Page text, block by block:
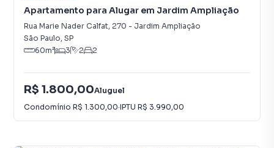
Apartamento para Alugar em Jardim Ampliação
Rua Marie Nader Calfat, 270 - Jardim Ampliação
São Paulo, SP
60m² 3 2 2
R$ 1.800,00Aluguel
Condomínio R$ 1.300,00·IPTU R$ 3.990,00